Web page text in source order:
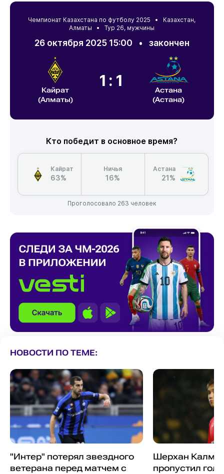
Чемпионат Казахстана по футболу 2025 • Казахстан,
Алматы • Тур 26, мужчины
26 октября 2025 15:00 • закончен
Кайрат
(Алматы)
1:1
Астана
(Астана)
Кто победит в основное время?
Кайрат
63%
Ничья
16%
Астана
21%
Проголосовало 263 человек
НОВОСТИ ПО ТЕМЕ:
"Интер" потерял звездного
ветерана перед матчем с
Шерхан
пропустил гол